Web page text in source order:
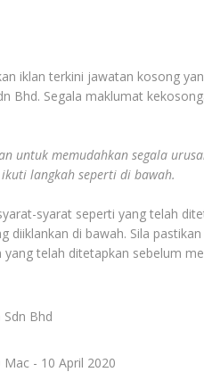
iklan terkini jawatan kosong
Bhd. Segala maklumat
untuk memudahkan segala
langkah seperti di bawah.
syarat seperti yang telah
diiklankan di bawah. Sila
telah ditetapkan sebelum
Sdn Bhd
Mac - 10 April 2020